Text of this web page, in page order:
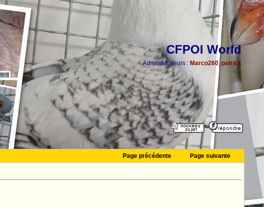
CFPOI World
Administrateurs : Marco260, patrick
Page précédente
Page suivante